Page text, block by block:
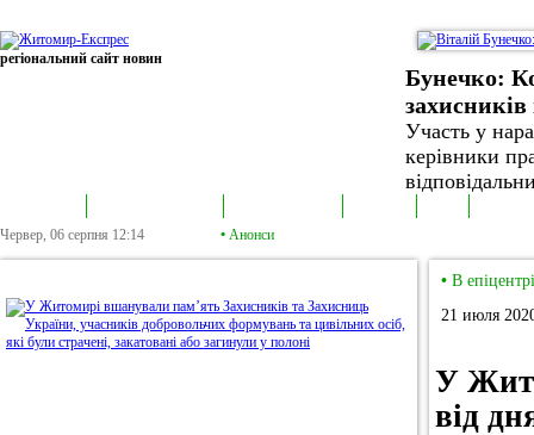
регіональний сайт новин
Бунечко:
захисників
Участь у
керівники
Червер, 06 серпня 12:14 • Анонси
• В епіцентрі
21 июля
У
від